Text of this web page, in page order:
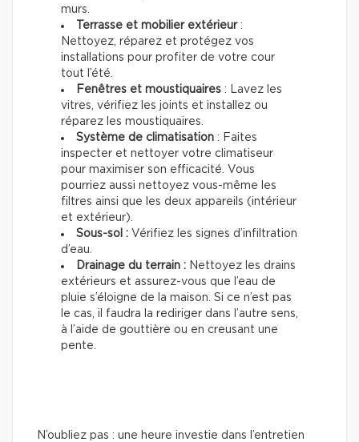
murs.
Terrasse et mobilier extérieur:
Nettoyez, réparez et protégez vos
installations pour profiter de votre cour
tout l’été.
Fenêtres et moustiquaires : Lavez les
vitres, vérifiez les joints et installez ou
réparez les moustiquaires.
Système de climatisation : Faites
inspecter et nettoyer votre climatiseur
pour maximiser son efficacité. Vous
pourriez aussi nettoyez vous-même les
filtres ainsi que les deux appareils (intérieur
et extérieur).
Sous-sol : Vérifiez les signes d’infiltration
d’eau.
Drainage du terrain : Nettoyez les drains
extérieurs et assurez-vous que l’eau de
pluie s’éloigne de la maison. Si ce n’est pas
le cas, il faudra la rediriger dans l’autre sens,
à l’aide de gouttière ou en creusant une
pente.
N’oubliez pas : une heure investie dans l’entretien